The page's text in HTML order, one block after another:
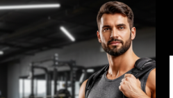
-30%